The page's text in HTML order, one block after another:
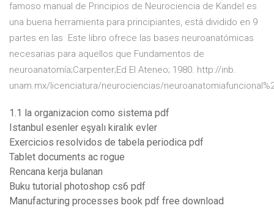
famoso manual de Principios de Neurociencia de Kandel es
una buena herramienta para principiantes, está dividido en 9
partes en las Este libro ofrece las bases neuroanatómicas
necesarias para aquellos que Fundamentos de
neuroanatomía;Carpenter;Ed El Ateneo; 1980. http://inb.
unam.mx/licenciatura/neurociencias/
1.1 la organizacion como sistema pdf
Istanbul esenler eşyalı kiralık evler
Exercicios resolvidos de tabela periodica pdf
Tablet documents ac rogue
Rencana kerja bulanan
Buku tutorial photoshop cs6 pdf
Manufacturing processes book pdf free download